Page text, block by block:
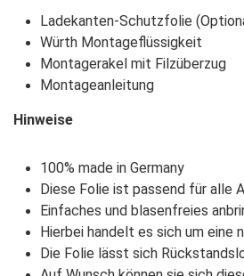
Ladekanten-Schutzfolie
Würth Montageflüssigkeit
Montagerakel mit Filzüberzug
Montageanleitung
Hinweise
100% made in Germany
Diese Folie ist passend für alle
Einfaches und blasenfreies
Hierbei handelt es sich um eine
Die Folie lässt sich